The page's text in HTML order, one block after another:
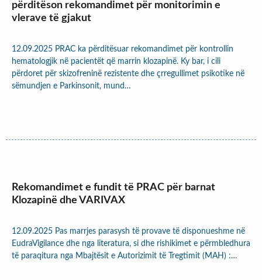
përditëson rekomandimet për monitorimin e
vlerave të gjakut
12.09.2025 PRAC ka përditësuar rekomandimet për kontrollin
hematologjik në pacientët që marrin klozapinë. Ky bar, i cili
përdoret për skizofreninë rezistente dhe çrregullimet psikotike në
sëmundjen e Parkinsonit, mund…
Rekomandimet e fundit të PRAC për barnat
Klozapinë dhe VARIVAX
12.09.2025 Pas marrjes parasysh të provave të disponueshme në
EudraVigilance dhe nga literatura, si dhe rishikimet e përmbledhura
të paraqitura nga Mbajtësit e Autorizimit të Tregtimit (MAH) :…